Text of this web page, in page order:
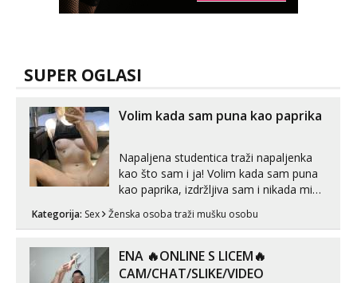
SUPER OGLASI
Volim kada sam puna kao paprika
Napaljena studentica traži napaljenka
kao što sam i ja! Volim kada sam puna
kao paprika, izdržljiva sam i nikada mi
puta dnevno bilo kad i bilo gdje zato se
link ispod i nadji me tamo, cekam te!
Kategorija: Sex Ženska osoba traži mušku osobu
ENA 🔥ONLINE S LICEM🔥
CAM/CHAT/SLIKE/VIDEO